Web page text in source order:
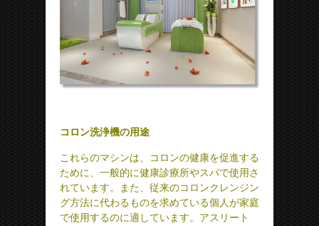
コロン洗浄機の用途
これらのマシンは、コロンの健康を促進する
ために、一般的に健康診療所やスパで使用さ
れています。また、従来のコロンクレンジン
グ方法に代わるものを求めている個人が家庭
で使用するのに適しています。アスリート